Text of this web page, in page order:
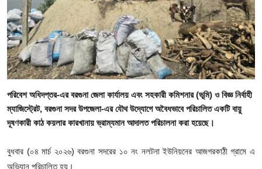
অর্থনীতি
আন্তর্জাতিক
স্বাস্থ্য
বিনোদন
খেলা
অন্যান্য
পরিবেশ অধিদপ্তর-এর বরগুনা জেলা কার্যালয় এবং সহকারী কমিশনার (ভূমি) ও বিজ্ঞ নির্বাহী
ম্যাজিস্ট্রেট, বরগুনা সদর উপজেলা-এর যৌথ উদ্যোগে অবৈধভাবে পরিচালিত একটি বায়ু
দূষণকারী কাঠ কয়লার কারখানায় ভ্রাম্যমান আদালত পরিচালনা করা হয়েছে।
বুধবার (০৪ মার্চ ২০২৬) বরগুনা সদরের ১০ নং নলটনা ইউনিয়নের আজগরকাঠী গ্রামে এ
অভিযান পরিচালিত হয়।